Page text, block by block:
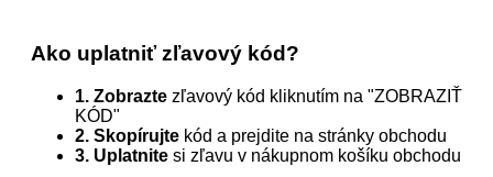
Ako uplatniť zľavový kód?
1. Zobrazte zľavový kód kliknutím na "ZOBRAZIŤ
KÓD"
2. Skopírujte kód a prejdite na stránky obchodu
3. Uplatnite si zľavu v nákupnom košíku obchodu